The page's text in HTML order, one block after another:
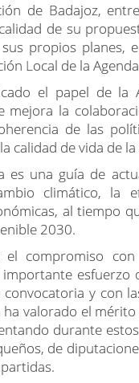
de Badajoz,
de su
propios planes,
Local de la
el papel de
mejora la
de las
calidad de vida de
es una guía de
climático, la
al tiempo
2030.
compromiso
esfuerzo
y con
valorado el
durante
de